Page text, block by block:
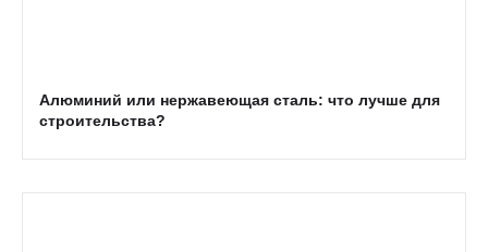
Алюминий или нержавеющая сталь: что лучше для
строительства?